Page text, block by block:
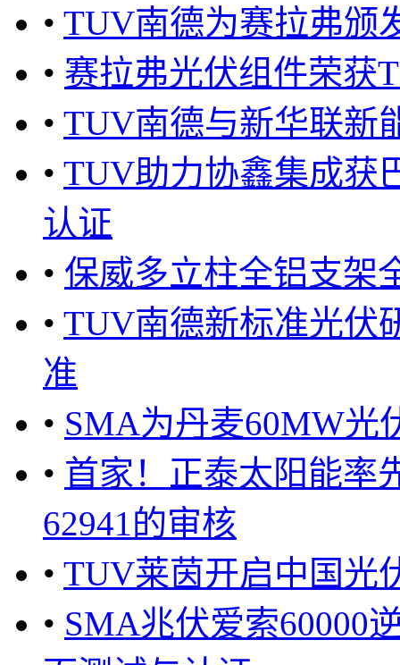
• TUV南德为赛拉弗颁
• 赛拉弗光伏组件荣获
• TUV南德与新华联新
• TUV助力协鑫集成获
认证
• 保威多立柱全铝支架
• TUV南德新标准光伏
准
• SMA为丹麦60MW光
• 首家！正泰太阳能率
62941的审核
• TUV莱茵开启中国光
• SMA兆伏爱索60000